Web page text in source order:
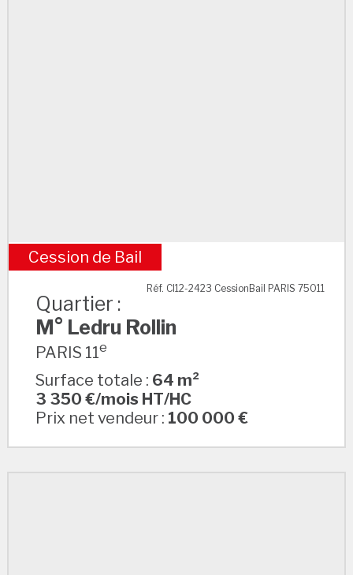
M° Ledru Rollin
Cession de Bail
Réf. CI12-2423 CessionBail PARIS 75011
Quartier :
M° Ledru Rollin
PARIS 11e
Surface totale : 64 m²
3 350 €/mois HT/HC
Prix net vendeur : 100 000 €